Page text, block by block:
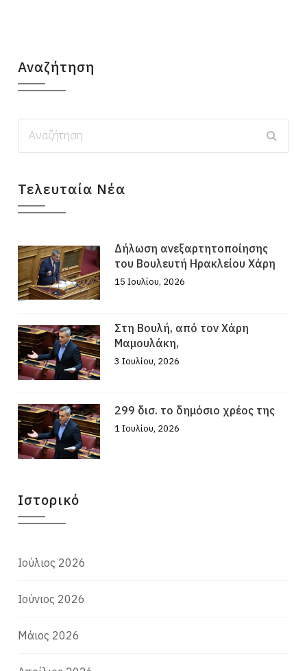
Αναζήτηση
Τελευταία Νέα
Δήλωση ανεξαρτητοποίησης
του Βουλευτή Ηρακλείου Χάρη
15 Ιουλίου, 2026
Στη Βουλή, από τον Χάρη
Μαμουλάκη,
3 Ιουλίου, 2026
299 δισ. το δημόσιο χρέος της
1 Ιουλίου, 2026
Ιστορικό
Ιούλιος 2026
Ιούνιος 2026
Μάιος 2026